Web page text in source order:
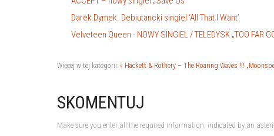
Darek Dymek. Debiutancki singiel ‘All That I Want’
Velveteen Queen - NOWY SINGIEL / TELEDYSK „TOO FAR
Więcej w tej kategorii: « Hackett & Rothery – The Roaring Waves !!!
SKOMENTUJ
Make sure you enter all the required information, indicated by an